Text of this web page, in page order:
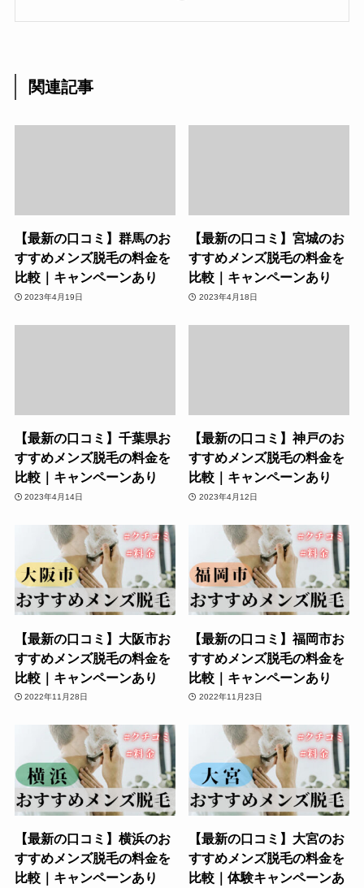
関連記事
【最新の口コミ】群馬のお
すすめメンズ脱毛の料金を
比較｜キャンペーンあり
2023年4月19日
【最新の口コミ】宮城のお
すすめメンズ脱毛の料金を
比較｜キャンペーンあり
2023年4月18日
【最新の口コミ】千葉県お
すすめメンズ脱毛の料金を
比較｜キャンペーンあり
2023年4月14日
【最新の口コミ】神戸のお
すすめメンズ脱毛の料金を
比較｜キャンペーンあり
2023年4月12日
【最新の口コミ】大阪市お
すすめメンズ脱毛の料金を
比較｜キャンペーンあり
2022年11月28日
【最新の口コミ】福岡市お
すすめメンズ脱毛の料金を
比較｜キャンペーンあり
2022年11月23日
【最新の口コミ】横浜のお
すすめメンズ脱毛の料金を
比較｜キャンペーンあり
【最新の口コミ】大宮のお
すすめメンズ脱毛の料金を
比較｜体験キャンペーンあ